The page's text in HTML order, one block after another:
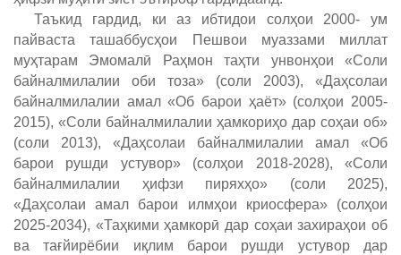
Таъкид гардид, ки аз ибтидои солҳои 2000- ум
пайваста ташаббусҳои Пешвои муаззами миллат
муҳтарам Эмомалӣ Раҳмон таҳти унвонҳои «Соли
байналмилалии оби тоза» (соли 2003), «Даҳсолаи
байналмилалии амал «Об барои ҳаёт» (солҳои 2005-
2015), «Соли байналмилалии ҳамкориҳо дар соҳаи об»
(соли 2013), «Даҳсолаи байналмилалии амал «Об
барои рушди устувор» (солҳои 2018-2028), «Соли
байналмилалии ҳифзи пиряхҳо» (соли 2025),
«Даҳсолаи амал барои илмҳои криосфера» (солҳои
2025-2034), «Таҳкими ҳамкорӣ дар соҳаи захираҳои об
ва тағйирёбии иқлим барои рушди устувор дар